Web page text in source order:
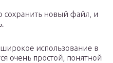
сохранить новый файл, и
использование в
очень простой, понятной